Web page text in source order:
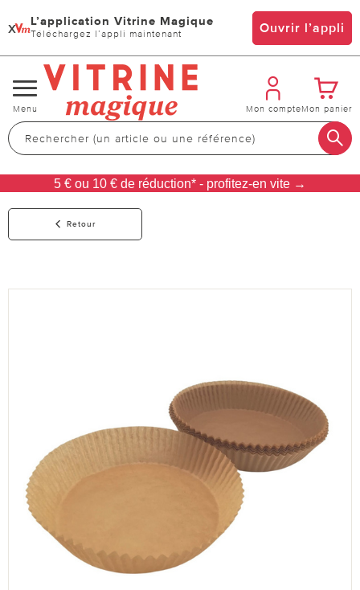
x L’application Vitrine Magique
Téléchargez l’appli maintenant Ouvrir l’appli
Changer
de
navigation
Menu Mon compteMon panier
5 € ou 10 € de réduction* - profitez-en vite →
Retour